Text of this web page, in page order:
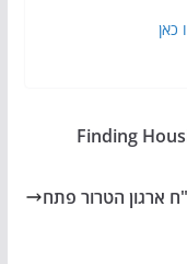
כאן
Finding
ארגון הטרור פתח